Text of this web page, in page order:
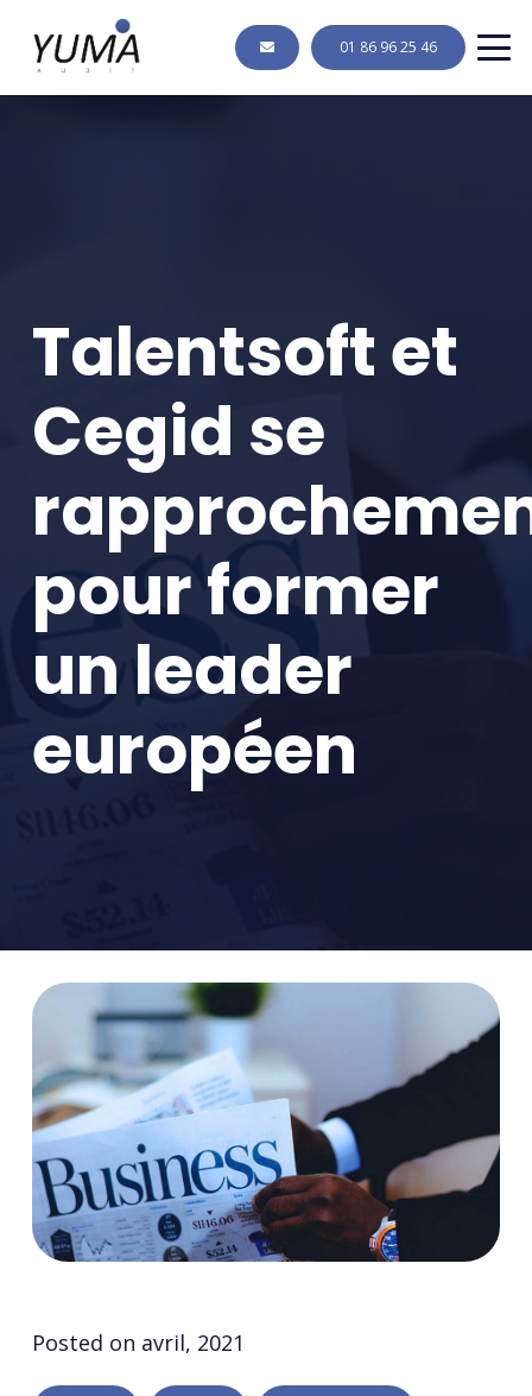
01 86 96 25 46
Talentsoft et
Cegid se
pour former
un leader
européen
Posted on avril, 2021